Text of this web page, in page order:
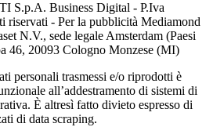
S.p.A. Business Digital - P.Iva
riservati - Per la pubblicità Mediamond
N.V., sede legale Amsterdam (Paesi
46, 20093 Cologno Monzese (MI)
personali trasmessi e/o riprodotti è
all’addestramento di sistemi di
È altresì fatto divieto espresso di
di data scraping.